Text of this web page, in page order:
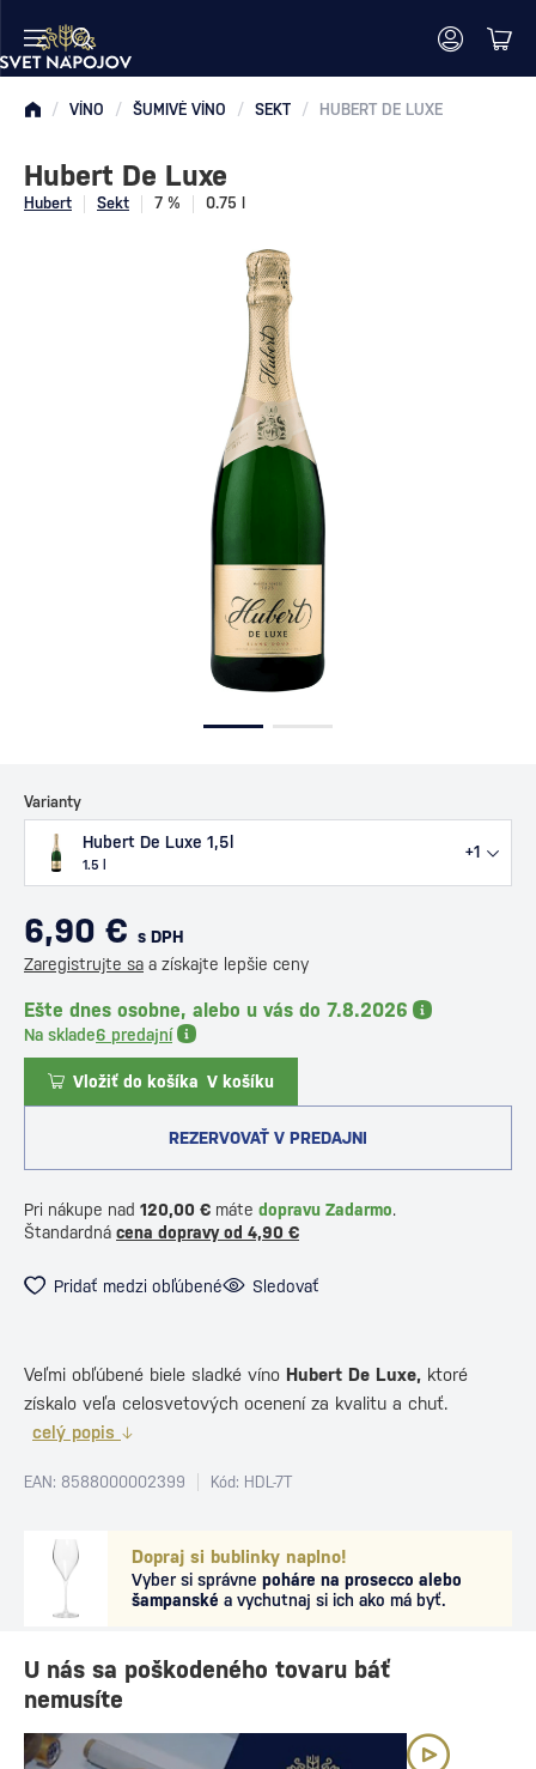
/ VÍNO / ŠUMIVÉ VÍNO / SEKT / HUBERT DE LUXE
Hubert Sekt 7 % 0.75 l
Hubert De Luxe
Varianty
Hubert De Luxe 1,5l
1.5 l
+1
6,90 € s DPH
Zaregistrujte sa a získajte lepšie ceny
Ešte dnes osobne, alebo u vás do 7.8.2026
Na sklade6 predajní
Vložiť do košíka V košíku
REZERVOVAŤ V PREDAJNI
Pri nákupe nad 120,00 € máte dopravu Zadarmo.
Štandardná cena dopravy od 4,90 €
Pridať medzi obľúbené Sledovať
Dopraj si bublinky naplno!
Vyber si správne poháre na prosecco alebo
šampanské a vychutnaj si ich ako má byť.
Veľmi obľúbené biele sladké víno Hubert De Luxe, ktoré
získalo veľa celosvetových ocenení za kvalitu a chuť.
celý popis
EAN: 8588000002399 Kód: HDL-7T
U nás sa poškodeného tovaru báť
nemusíte